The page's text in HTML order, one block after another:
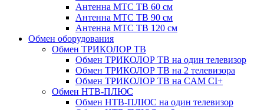
Антенна МТС ТВ 60 см
Антенна МТС ТВ 90 см
Антенна МТС ТВ 120 см
Обмен оборудования
Обмен ТРИКОЛОР ТВ
Обмен ТРИКОЛОР ТВ на один телевизор
Обмен ТРИКОЛОР ТВ на 2 телевизора
Обмен ТРИКОЛОР ТВ на CAM CI+
Обмен НТВ-ПЛЮС
Обмен НТВ-ПЛЮС на один телевизор